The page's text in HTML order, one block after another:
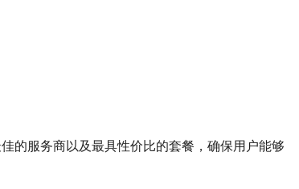
的服务商以及最具性价比的套餐，确保用户能够